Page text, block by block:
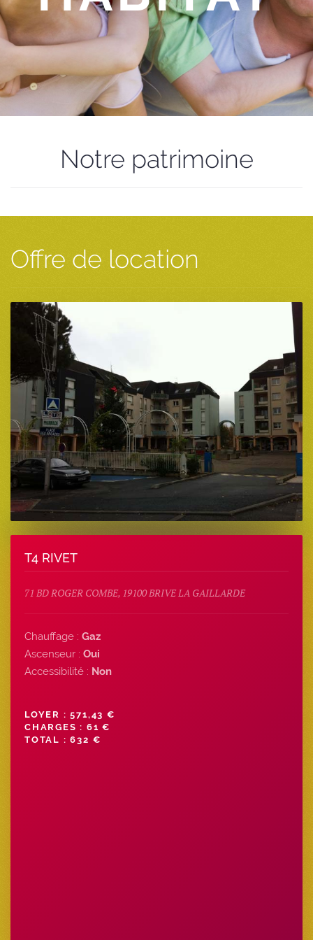
Notre patrimoine
Offre de location
T4 RIVET
71 BD ROGER COMBE, 19100 BRIVE LA GAILLARDE
Chauffage : Gaz
Ascenseur : Oui
Accessibilité : Non
LOYER : 571,43 €
CHARGES : 61 €
TOTAL : 632 €